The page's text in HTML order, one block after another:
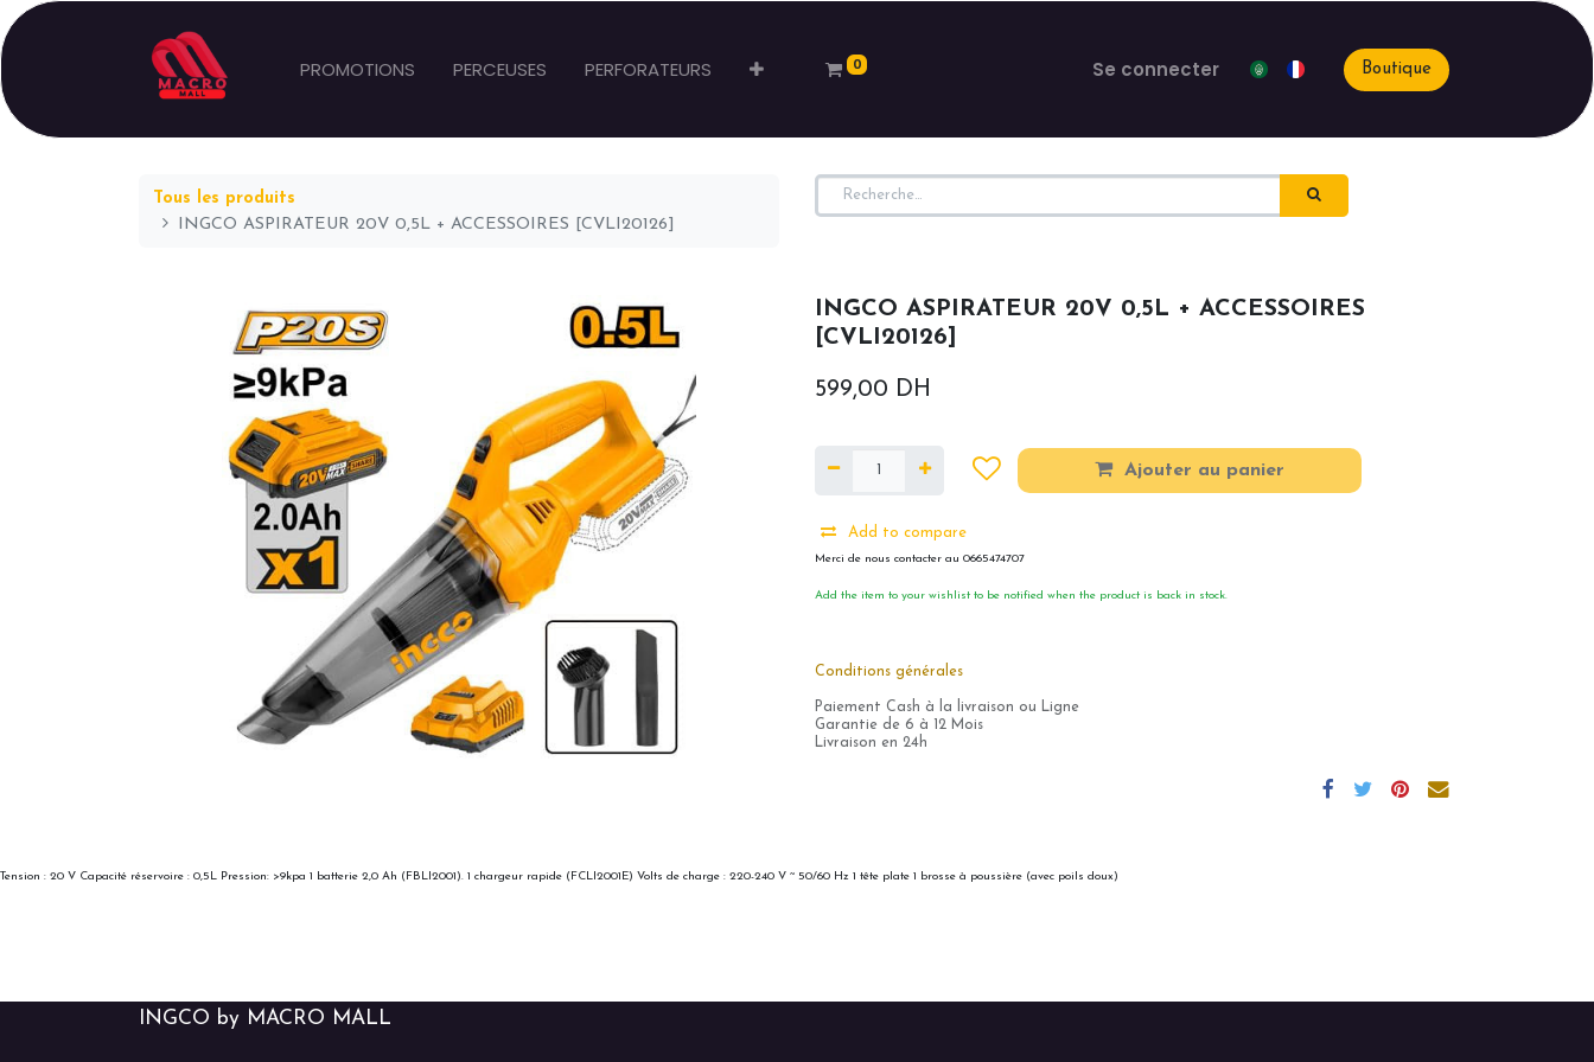
PROMOTIONS PERCEUSES PERFORATEURS 0 Se connecter Boutique
Tous les produits
INGCO ASPIRATEUR 20V 0,5L + ACCESSOIRES [CVLI20126]
INGCO ASPIRATEUR 20V 0,5L + ACCESSOIRES
[CVLI20126]
599,00 DH
Ajouter au panier
Add to compare
Merci de nous contacter au 0665474707
Add the item to your wishlist to be notified when the product is back in stock.
Conditions générales
Paiement Cash à la livraison ou Ligne
Garantie de 6 à 12 Mois
Livraison en 24h
Tension : 20 V Capacité réservoire : 0,5L Pression: >9kpa 1 batterie 2,0 Ah (FBLI2001). 1 chargeur rapide (FCLI2001E) Volts de charge : 220-240 V ~ 50/60 Hz 1 tête plate 1 brosse à poussière (avec poils doux)
INGCO by MACRO MALL